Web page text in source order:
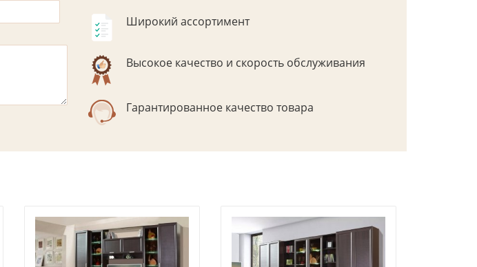
Широкий ассортимент
Высокое качество и скорость обслуживания
Гарантированное качество товара